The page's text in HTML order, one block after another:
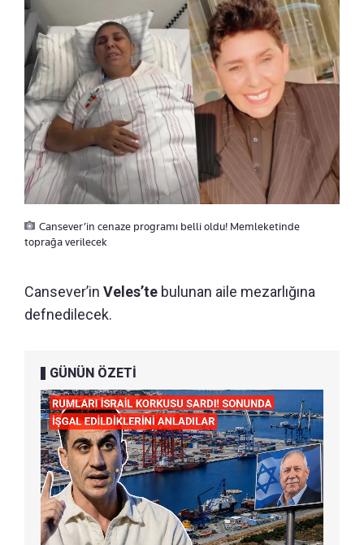
Cansever’in cenaze programı belli oldu! Memleketinde
toprağa verilecek
Cansever’in Veles’te bulunan aile mezarlığına
defnedilecek.
GÜNÜN ÖZETİ